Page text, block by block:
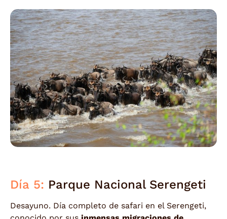
Día 5: Parque Nacional Serengeti
Desayuno. Día completo de safari en el Serengeti,